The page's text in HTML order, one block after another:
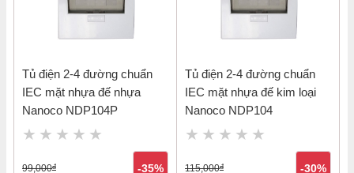
Tủ điện 2-4 đường chuẩn
IEC mặt nhựa đế nhựa
Nanoco NDP104P
99,000đ -35%
Tủ điện 2-4 đường chuẩn
IEC mặt nhựa đế kim loại
Nanoco NDP104
115,000đ -30%